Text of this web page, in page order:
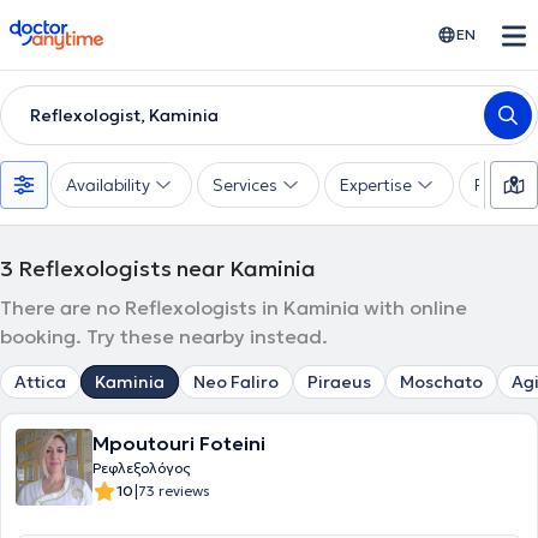
doctoranytime EN
Reflexologist, Kaminia
Availability Services Expertise
3 Reflexologists near Kaminia
There are no Reflexologists in Kaminia with online
booking. Try these nearby instead.
Attica Kaminia Neo Faliro Piraeus Moschato
Mpoutouri Foteini
Ρεφλεξολόγος
10|73 reviews